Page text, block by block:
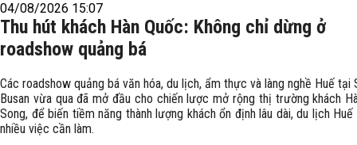
04/08/2026 15:07
Thu hút khách Hàn Quốc: Không chỉ dừng ở
roadshow quảng bá
Các roadshow quảng bá văn hóa, du lịch, ẩm thực và làng nghề Huế tại
Busan vừa qua đã mở đầu cho chiến lược mở rộng thị trường khách
Song, để biến tiềm năng thành lượng khách ổn định lâu dài, du lịch
nhiều việc cần làm.